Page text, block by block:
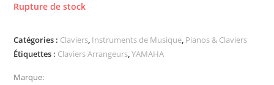
Rupture de stock
Catégories : Claviers, Instruments de Musique, Pianos & Claviers
Étiquettes : Claviers Arrangeurs,YAMAHA
Marque: